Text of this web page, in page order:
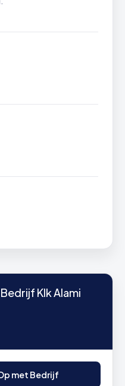
Klk Alami
met Bedrijf